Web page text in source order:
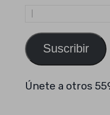
Dirección
de
Suscribir
Únete a otros